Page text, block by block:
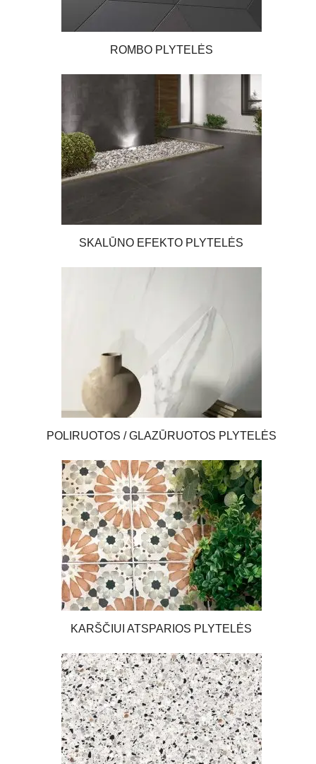
ROMBO PLYTELĖS
SKALŪNO EFEKTO PLYTELĖS
POLIRUOTOS / GLAZŪRUOTOS PLYTELĖS
KARŠČIUI ATSPARIOS PLYTELĖS